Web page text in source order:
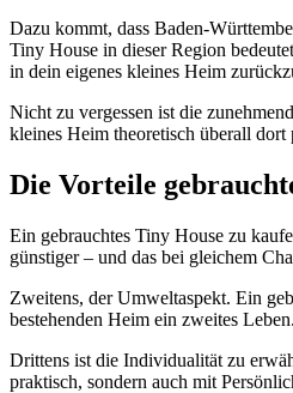
Dazu kommt, dass Baden-
Tiny House in dieser Region
in dein eigenes kleines Heim
Nicht zu vergessen ist die
kleines Heim theoretisch überall
Die Vorteile
Ein gebrauchtes Tiny House zu
günstiger – und das bei gleichem
Zweitens, der Umweltaspekt. Ein
bestehenden Heim ein zweites
Drittens ist die Individualität zu
praktisch, sondern auch mit